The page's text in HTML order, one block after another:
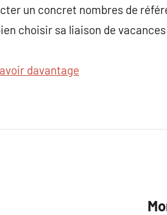
un concret nombres de
choisir sa liaison de vacances
davantage